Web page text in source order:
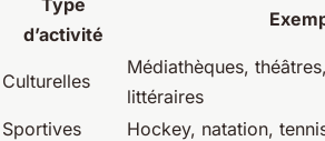
d’activité
Culturelles
Médiathèques,
littéraires
Sportives
Hockey, natation,